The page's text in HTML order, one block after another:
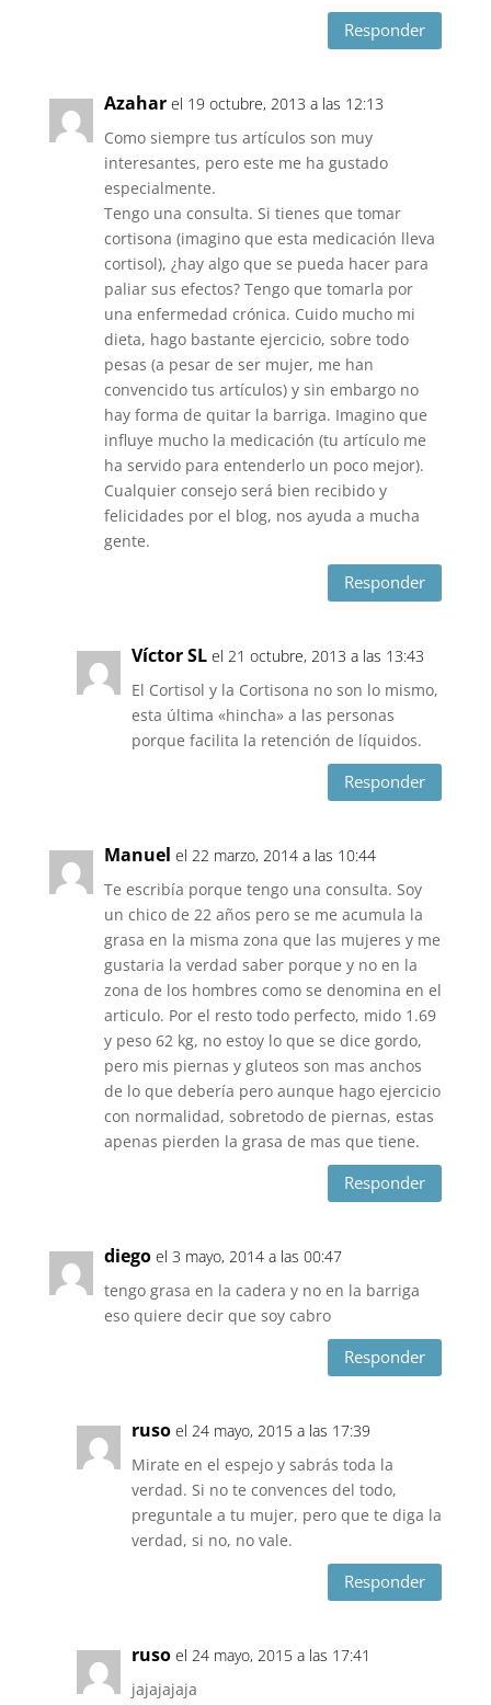
Responder
Azahar el 19 octubre, 2013 a las 12:13
Como siempre tus artículos son muy
interesantes, pero este me ha gustado
especialmente.
Tengo una consulta. Si tienes que tomar
cortisona (imagino que esta medicación lleva
cortisol), ¿hay algo que se pueda hacer para
paliar sus efectos? Tengo que tomarla por
una enfermedad crónica. Cuido mucho mi
dieta, hago bastante ejercicio, sobre todo
pesas (a pesar de ser mujer, me han
convencido tus artículos) y sin embargo no
hay forma de quitar la barriga. Imagino que
influye mucho la medicación (tu artículo me
ha servido para entenderlo un poco mejor).
Cualquier consejo será bien recibido y
felicidades por el blog, nos ayuda a mucha
gente.
Responder
Víctor SL el 21 octubre, 2013 a las 13:43
El Cortisol y la Cortisona no son lo mismo,
esta última «hincha» a las personas
porque facilita la retención de líquidos.
Responder
Manuel el 22 marzo, 2014 a las 10:44
Te escribía porque tengo una consulta. Soy
un chico de 22 años pero se me acumula la
grasa en la misma zona que las mujeres y me
gustaria la verdad saber porque y no en la
zona de los hombres como se denomina en el
articulo. Por el resto todo perfecto, mido 1.69
y peso 62 kg, no estoy lo que se dice gordo,
pero mis piernas y gluteos son mas anchos
de lo que debería pero aunque hago ejercicio
con normalidad, sobretodo de piernas, estas
apenas pierden la grasa de mas que tiene.
Responder
diego el 3 mayo, 2014 a las 00:47
tengo grasa en la cadera y no en la barriga
eso quiere decir que soy cabro
Responder
ruso el 24 mayo, 2015 a las 17:39
Mirate en el espejo y sabrás toda la
verdad. Si no te convences del todo,
preguntale a tu mujer, pero que te diga la
verdad, si no, no vale.
Responder
ruso el 24 mayo, 2015 a las 17:41
jajajajaja